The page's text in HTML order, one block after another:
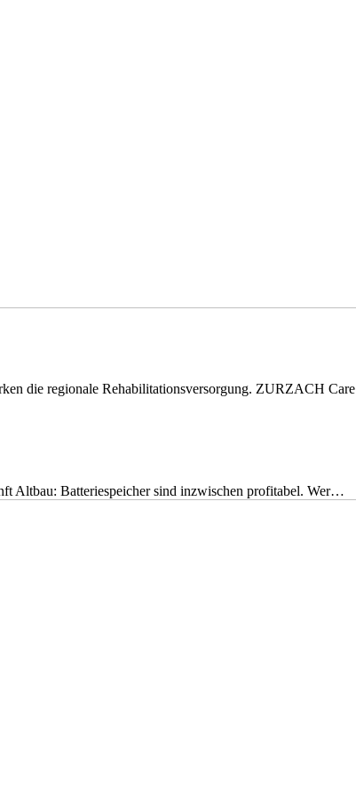
die regionale Rehabilitationsversorgung. ZURZACH
Altbau: Batteriespeicher sind inzwischen profitabel. Wer…